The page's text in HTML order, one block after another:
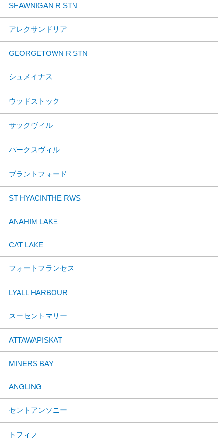
SHAWNIGAN R STN
アレクサンドリア
GEORGETOWN R STN
シュメイナス
ウッドストック
サックヴィル
パークスヴィル
ブラントフォード
ST HYACINTHE RWS
ANAHIM LAKE
CAT LAKE
フォートフランセス
LYALL HARBOUR
スーセントマリー
ATTAWAPISKAT
MINERS BAY
ANGLING
セントアンソニー
トフィノ